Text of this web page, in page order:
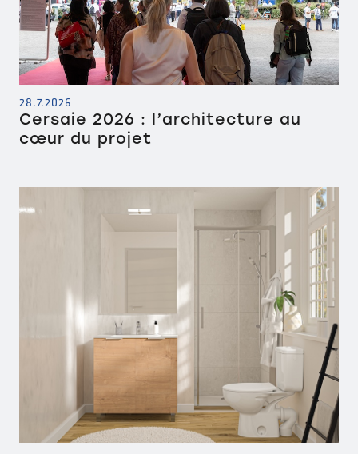
28.7.2026
Cersaie 2026 : l’architecture au
cœur du projet